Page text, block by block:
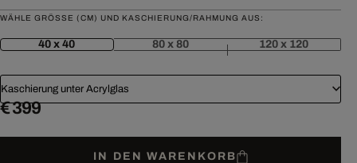
WÄHLE GRÖSSE (CM) UND KASCHIERUNG/RAHMUNG AUS:
40 x 40 80 x 80 120 x 120
Kaschierung unter Acrylglas
€ 399
IN DEN WARENKORB